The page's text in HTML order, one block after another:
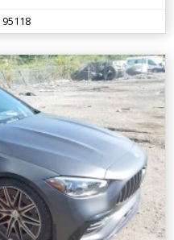
95118